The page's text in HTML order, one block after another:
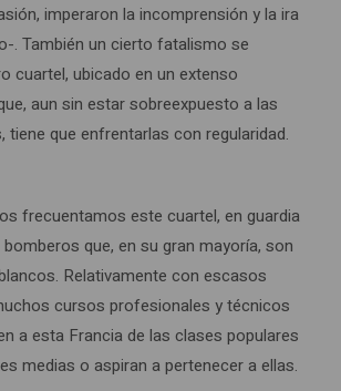
imperaron la incomprensión y la ira
. También un cierto fatalismo se
cuartel, ubicado en un extenso
aun sin estar sobreexpuesto a las
tiene que enfrentarlas con regularidad.
frecuentamos este cuartel, en guardia
que, en su gran mayoría, son
Relativamente con escasos
cursos profesionales y técnicos
a esta Francia de las clases populares
medias o aspiran a pertenecer a ellas.